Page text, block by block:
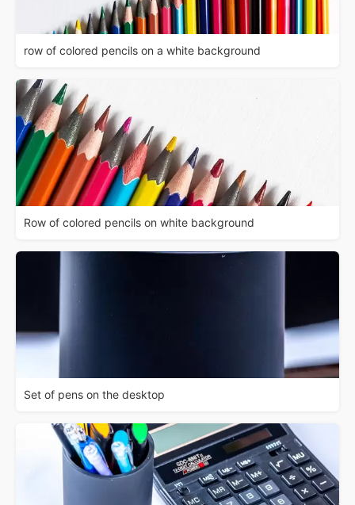
row of colored pencils on a white background
Row of colored pencils on white background
Set of pens on the desktop